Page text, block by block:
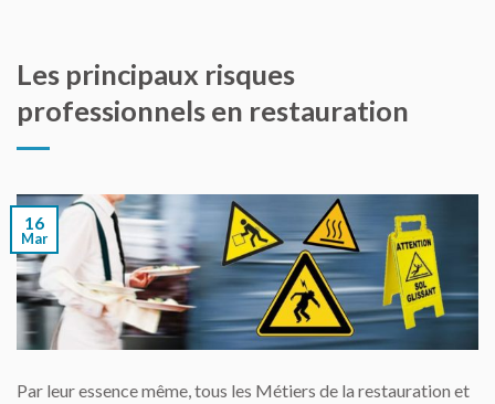
Les principaux risques
professionnels en restauration
16
Mar
Par leur essence même, tous les Métiers de la restauration et